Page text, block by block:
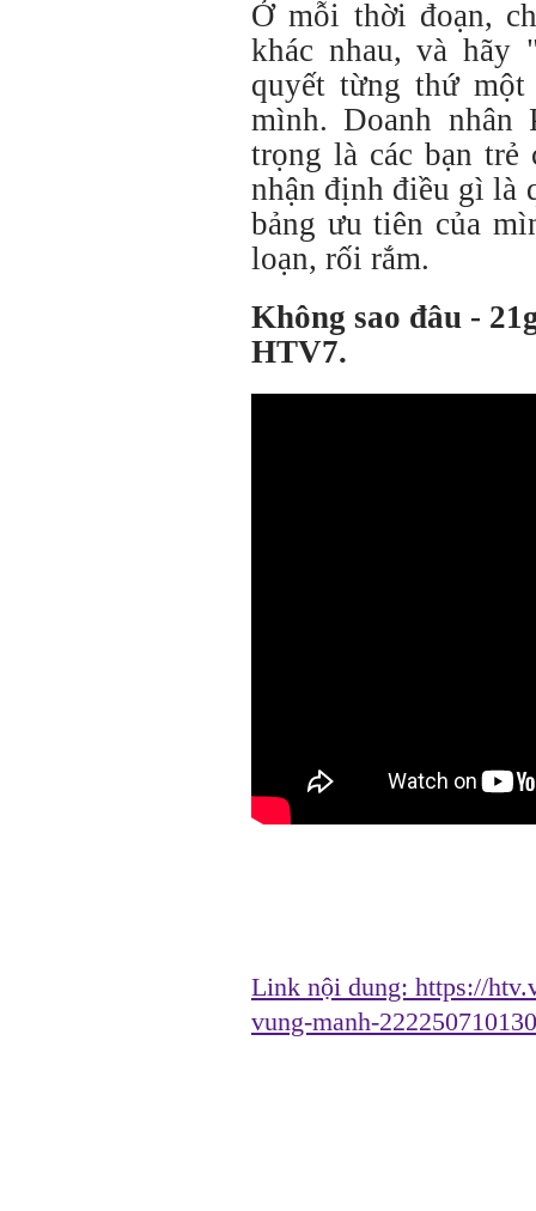
Ở mỗi thời đoạn,
khác nhau, và hãy
quyết từng thứ
mình. Doanh nhân
trọng là các bạn trẻ
nhận định điều gì là
bảng ưu tiên của
loạn, rối rắm.
Không sao đâu -
HTV7.
Link nội dung: https://
vung-manh-